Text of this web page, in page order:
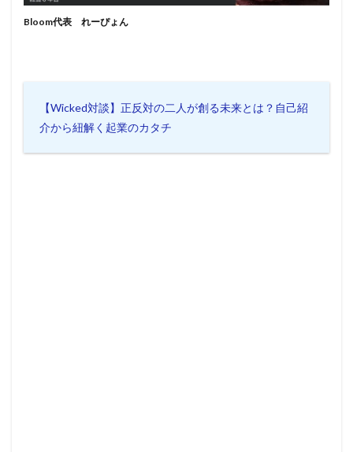
Bloom代表 れーぴょん
【Wicked対談】正反対の二人が創る未来とは？自己紹
介から紐解く起業のカタチ